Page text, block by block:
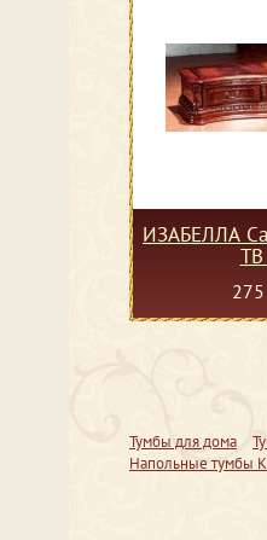
ИЗАБЕЛЛА
ТВ
Тумбы для дома
Напольные тумбы